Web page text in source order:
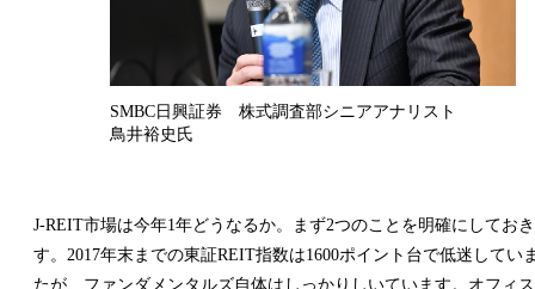
SMBC日興証券 株式調査部シニアアナリスト
鳥井裕史氏
J-REIT市場は今年1年どうなるか。まず2つのことを明確にしてお
す。2017年末までの東証REIT指数は1600ポイント台で低迷してい
たが、ファンダメンタルズ自体はしっかりしいています。オフィ